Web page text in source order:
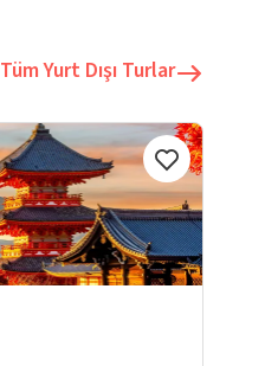
Tüm Yurt Dışı Turlar